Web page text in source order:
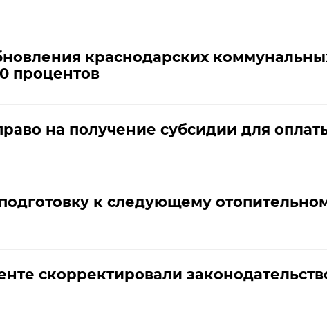
краснодарских коммунальных
процентов
на получение субсидии для
к следующему
скорректировали